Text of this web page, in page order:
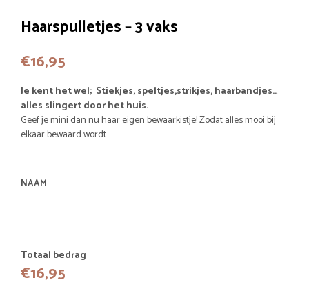
Haarspulletjes – 3 vaks
€16,95
Je kent het wel; Stiekjes, speltjes,strikjes, haarbandjes…
alles slingert door het huis.
Geef je mini dan nu haar eigen bewaarkistje! Zodat alles mooi bij
elkaar bewaard wordt.
NAAM
Totaal bedrag
€16,95